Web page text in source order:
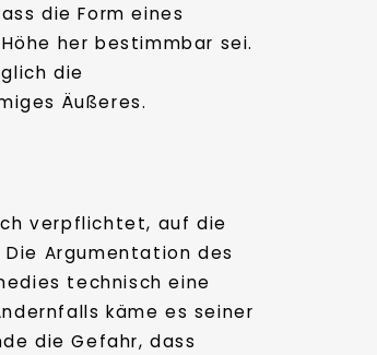
die Form eines
her bestimmbar sei.
die
Äußeres.
verpflichtet, auf die
Die Argumentation des
technisch eine
käme es seiner
die Gefahr, dass